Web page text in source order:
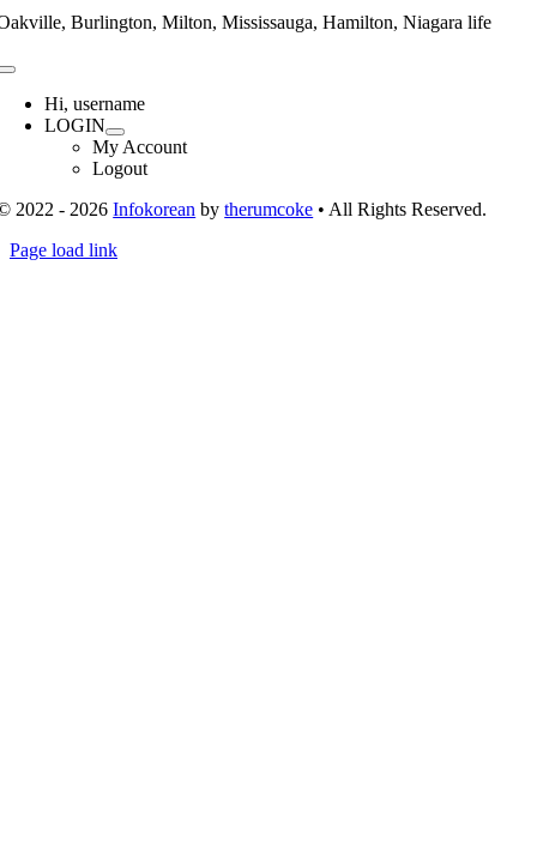
Burlington, Milton, Mississauga, Hamilton, Niagara life
Toggle
NavigationHi, username
LOGIN
My Account
Logout
2022 - 2026Infokorean bytherumcoke • All Rights Reserved.
Toggle
Page load link